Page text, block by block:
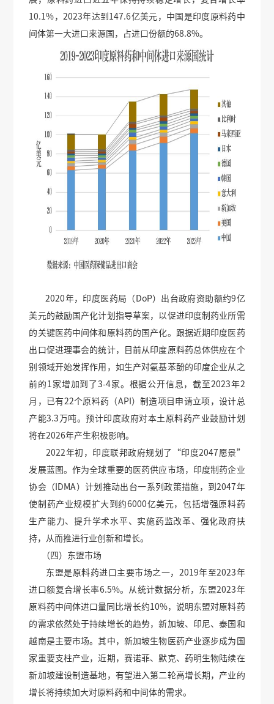
10.1%，2023年达到147.6亿美元，中国是印度原料药中
间体第一大进口来源国，占进口份额的68.8%。
2020年，印度医药局（DoP）出台政府资助额约9亿
美元的鼓励国产化计划指导草案，以促进印度制药业所需
的关键医药中间体和原料药的国产化。跟据近期印度医药
出口促进理事会的统计，目前从印度原料药总体供应在个
别领域开始发挥作用，如生产对氨基苯酚的印度企业从之
前的1家增加到了3-4家。根据公开信息，截至2023年2
月，已有22个原料药（API）制造项目申请立项，设计总
产能3.3万吨。预计印度政府对本土原料药产业鼓励计划
将在2026年产生积极影响。
2022年初，印度联邦政府规划了“印度2047愿景”
发展蓝图。作为全球重要的医药供应市场，印度制药企业
协会（IDMA）计划推动出台一系列政策措施，到2047年
使制药产业规模扩大到约6000亿美元，包括增强原料药
生产能力、提升学术水平、实施药监改革、强化政府扶
持，从而推进行业创新和增长。
（四）东盟市场
东盟是原料药进口主要市场之一，2019年至2023年
进口额复合增长率6.5%。从统计数据分析，东盟2023年
原料药中间体进口量同比增长约10%，说明东盟对原料药
的需求依然处于持续增长的趋势，新加坡、印尼、泰国和
越南是主要市场。其中，新加坡生物医药产业逐步成为国
家重要支柱产业，近期，赛诺菲、默克、药明生物陆续在
新加坡建设制造基地，有望进入第二轮高增长期，产业的
增长将持续加大对原料药和中间体的需求。